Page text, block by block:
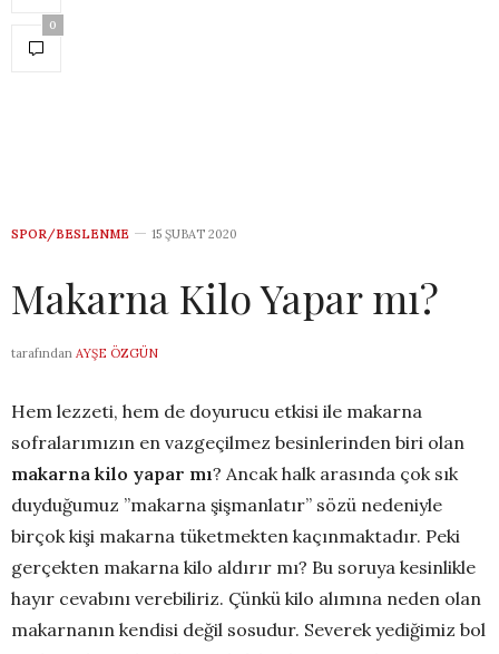
0
SPOR/BESLENME 15 ŞUBAT 2020
Makarna Kilo Yapar mı?
tarafından AYŞE ÖZGÜN
Hem lezzeti, hem de doyurucu etkisi ile makarna
sofralarımızın en vazgeçilmez besinlerinden biri olan
makarna kilo yapar mı? Ancak halk arasında çok sık
duyduğumuz ”makarna şişmanlatır” sözü nedeniyle
birçok kişi makarna tüketmekten kaçınmaktadır. Peki
gerçekten makarna kilo aldırır mı? Bu soruya kesinlikle
hayır cevabını verebiliriz. Çünkü kilo alımına neden olan
makarnanın kendisi değil sosudur. Severek yediğimiz bol